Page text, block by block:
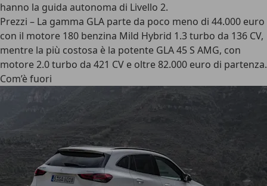
hanno la guida autonoma di Livello 2.
Prezzi – La gamma GLA parte da poco meno di 44.000 euro
con il motore 180 benzina Mild Hybrid 1.3 turbo da 136 CV,
mentre la più costosa è la potente GLA 45 S AMG, con
motore 2.0 turbo da 421 CV e oltre 82.000 euro di partenza.
Com’è fuori